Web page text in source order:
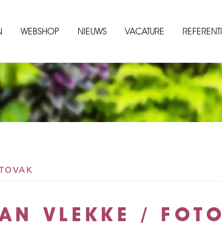
WEBSHOP NIEUWS VACATURE
VLEKKE /